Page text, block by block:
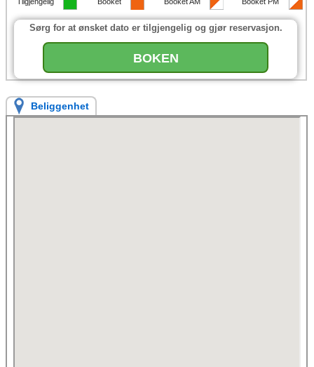
Sørg for at ønsket dato er tilgjengelig og gjør reservasjon.
BOKEN
Beliggenhet